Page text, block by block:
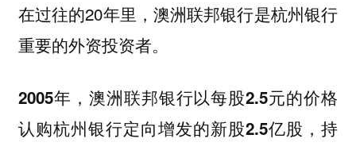
在过往的20年里，澳洲联邦银行是杭州银行
重要的外资投资者。
2005年，澳洲联邦银行以每股2.5元的价格
认购杭州银行定向增发的新股2.5亿股，持